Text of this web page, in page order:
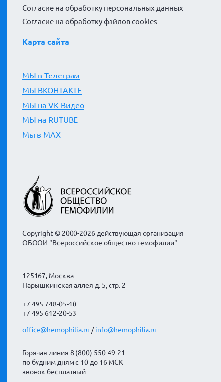
Согласие на обработку персональных данных
Согласие на обработку файлов cookies
Карта сайта
МЫ в Телеграм
МЫ ВКОНТАКТЕ
МЫ на VK Видео
МЫ на RUTUBE
Мы в MAX
Copyright © 2000-2026 действующая организация
ОБООИ "Всероссийское общество гемофилии"
125167, Москва
Нарышкинская аллея д. 5, стр. 2
+7 495 748-05-10
+7 495 612-20-53
office@hemophilia.ru /info@hemophilia.ru
Горячая линия 8 (800) 550-49-21
по будним дням с 10 до 16 МСК
звонок бесплатный